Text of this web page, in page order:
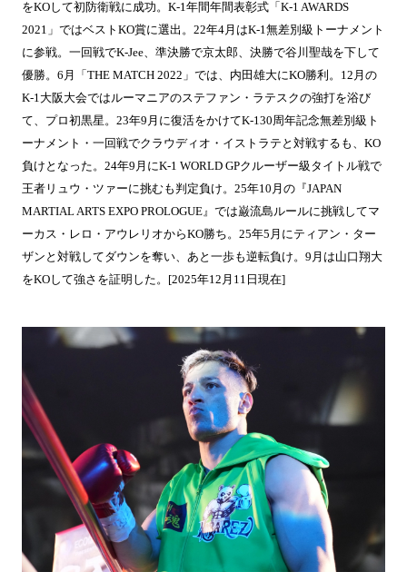
をKOして初防衛戦に成功。K-1年間年間表彰式「K-1 AWARDS
2021」ではベストKO賞に選出。22年4月はK-1無差別級トーナメント
に参戦。一回戦でK-Jee、準決勝で京太郎、決勝で谷川聖哉を下して
優勝。6月「THE MATCH 2022」では、内田雄大にKO勝利。12月の
K-1大阪大会ではルーマニアのステファン・ラテスクの強打を浴び
て、プロ初黒星。23年9月に復活をかけてK-130周年記念無差別級ト
ーナメント・一回戦でクラウディオ・イストラテと対戦するも、KO
負けとなった。24年9月にK-1 WORLD GPクルーザー級タイトル戦で
王者リュウ・ツァーに挑むも判定負け。25年10月の『JAPAN
MARTIAL ARTS EXPO PROLOGUE』では巌流島ルールに挑戦してマ
ーカス・レロ・アウレリオからKO勝ち。25年5月にティアン・ター
ザンと対戦してダウンを奪い、あと一歩も逆転負け。9月は山口翔大
をKOして強さを証明した。[2025年12月11日現在]